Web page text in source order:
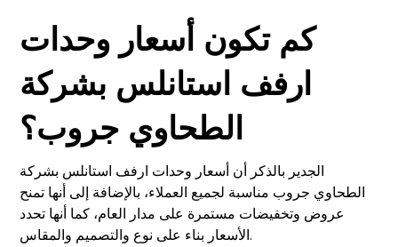
كم تكون أسعار وحدات
ارفف استانلس بشركة
الطحاوي جروب؟
الجدير بالذكر أن أسعار وحدات ارفف استانلس بشركة
الطحاوي جروب مناسبة لجميع العملاء، بالإضافة إلى أنها تمنح
عروض وتخفيضات مستمرة على مدار العام، كما أنها تحدد
الأسعار بناء على نوع والتصميم والمقاس.